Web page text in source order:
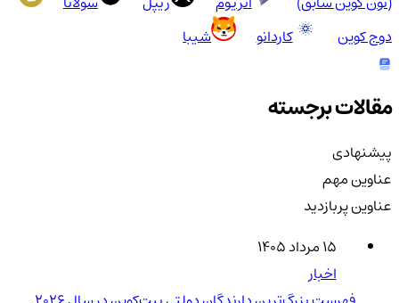
دوج کوین
کاردانو شیبا
مقالات برجسته
پیشنهادی
عناوین مهم
عناوین پربازدید
۱۵ مرداد ۱۴۰۵
اخبار